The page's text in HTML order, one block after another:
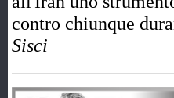
contro chiunque
Sisci